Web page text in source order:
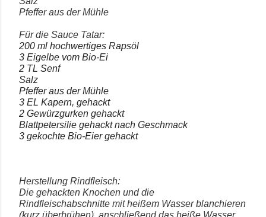
Pfeffer aus der Mühle
Für die Sauce Tatar:
200 ml hochwertiges Rapsöl
3 Eigelbe vom Bio-Ei
2 TL Senf
Salz
Pfeffer aus der Mühle
3 EL Kapern, gehackt
2 Gewürzgurken gehackt
Blattpetersilie gehackt nach Geschmack
3 gekochte Bio-Eier gehackt
Herstellung Rindfleisch:
Die gehackten Knochen und die
Rindfleischabschnitte mit heißem Wasser blanchieren
(kurz überbrühen), anschließend das heiße Wasser